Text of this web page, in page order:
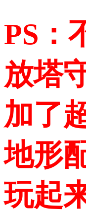
PS：
放塔
加了
地形
玩起